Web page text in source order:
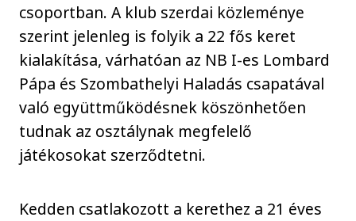
csoportban. A klub szerdai közleménye
szerint jelenleg is folyik a 22 fős keret
kialakítása, várhatóan az NB I-es Lombard
Pápa és Szombathelyi Haladás csapatával
való együttműködésnek köszönhetően
tudnak az osztálynak megfelelő
játékosokat szerződtetni.
Kedden csatlakozott a kerethez a 21 éves